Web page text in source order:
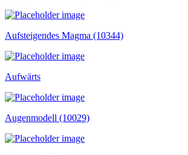
Aufsteigendes Magma (10344)
Aufwärts
Augenmodell (10029)